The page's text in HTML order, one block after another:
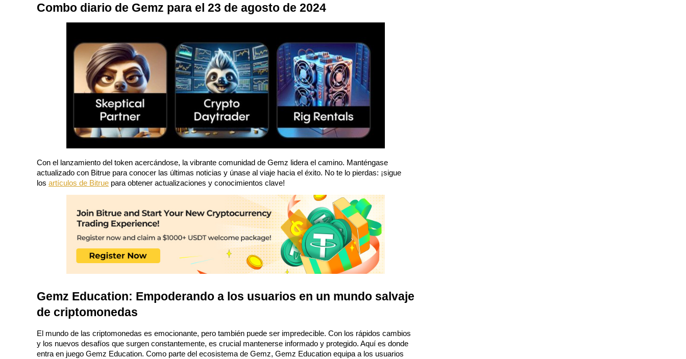
Copiar Trading
Conviértete en un Trader de Copia
Análisis de big data que incluye información comercial, etc.
Combo diario de Gemz para el 23 de agosto de 2024
Con el lanzamiento del token acercándose, la vibrante comunidad de Gemz lidera el camino. Manténgase
actualizado con Bitrue para conocer las últimas noticias y únase al viaje hacia el éxito. No te lo pierdas: ¡sigue
los artículos de Bitrue para obtener actualizaciones y conocimientos clave!
Gemz Education: Empoderando a los usuarios en un mundo salvaje
de criptomonedas
El mundo de las criptomonedas es emocionante, pero también puede ser impredecible. Con los rápidos cambios
y los nuevos desafíos que surgen constantemente, es crucial mantenerse informado y protegido. Aquí es donde
entra en juego Gemz Education. Como parte del ecosistema de Gemz, Gemz Education equipa a los usuarios